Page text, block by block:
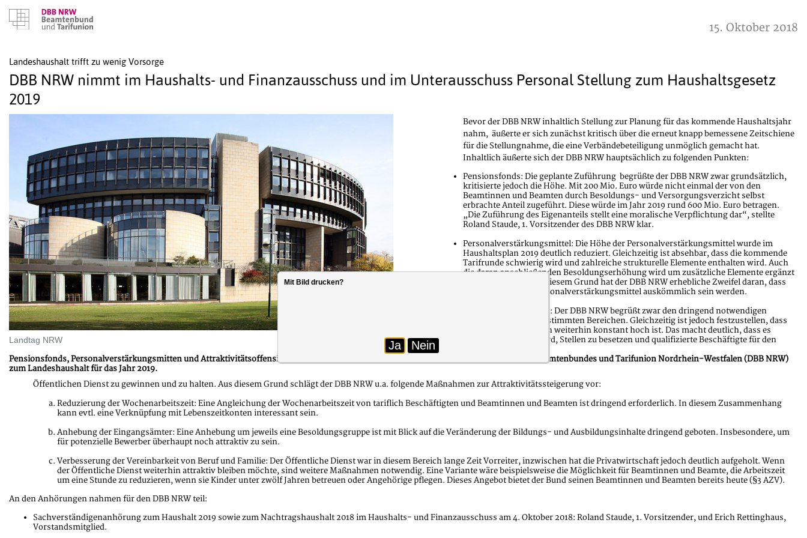
Landeshaushalt trifft zu wenig Vorsorge
DBB NRW nimmt im Haushalts- und Finanzausschuss und im Unterausschuss Personal Stellung zum Haushaltsgesetz
2019
Landtag NRW
15. Oktober 2018
Pensionsfonds, Personalverstärkungsmitten und Attraktivitätsoffensive – das waren die Kernthemen der Stellungnahme des Deutschen Beamtenbundes und Tarifunion Nordrhein-Westfalen (DBB NRW)
zum Landeshaushalt für das Jahr 2019.
Bevor der DBB NRW inhaltlich Stellung zur Planung für das kommende Haushaltsjahr
nahm, äußerte er sich zunächst kritisch über die erneut knapp bemessene Zeitschiene
für die Stellungnahme, die eine Verbändebeteiligung unmöglich gemacht hat.
Inhaltlich äußerte sich der DBB NRW hauptsächlich zu folgenden Punkten:
Pensionsfonds: Die geplante Zuführung begrüßte der DBB NRW zwar grundsätzlich,
kritisierte jedoch die Höhe. Mit 200 Mio. Euro würde nicht einmal der von den
Beamtinnen und Beamten durch Besoldungs- und Versorgungsverzicht selbst
erbrachte Anteil zugeführt. Diese würde im Jahr 2019 rund 600 Mio. Euro betragen.
„Die Zuführung des Eigenanteils stellt eine moralische Verpflichtung dar“, stellte
Roland Staude, 1. Vorsitzender des DBB NRW klar.
Personalverstärkungsmittel: Die Höhe der Personalverstärkungsmittel wurde im
Haushaltsplan 2019 deutlich reduziert. Gleichzeitig ist absehbar, dass die kommende
Tarifrunde schwierig wird und zahlreiche strukturelle Elemente enthalten wird. Auch
die daran anschließenden Besoldungserhöhung wird um zusätzliche Elemente ergänzt
werden müssen. Aus diesem Grund hat der DBB NRW erhebliche Zweifel daran, dass
die vorgesehenen Personalverstärkungsmittel auskömmlich sein werden.
Attraktivitätsoffensive: Der DBB NRW begrüßt zwar den dringend notwendigen
Stellenaufwuchs in bestimmten Bereichen. Gleichzeitig ist jedoch festzustellen, dass
die Zahl der Leerstellen weiterhin konstant hoch ist. Das macht deutlich, dass es
immer schwieriger wird, Stellen zu besetzen und qualifizierte Beschäftigte für den
Öffentlichen Dienst zu gewinnen und zu halten. Aus diesem Grund schlägt der DBB NRW u.a. folgende Maßnahmen zur Attraktivitätssteigerung vor:
Reduzierung der Wochenarbeitszeit: Eine Angleichung der Wochenarbeitszeit von tariflich Beschäftigten und Beamtinnen und Beamten ist dringend erforderlich. In diesem Zusammenhang
kann evtl. eine Verknüpfung mit Lebenszeitkonten interessant sein.
Anhebung der Eingangsämter: Eine Anhebung um jeweils eine Besoldungsgruppe ist mit Blick auf die Veränderung der Bildungs- und Ausbildungsinhalte dringend geboten. Insbesondere, um
für potenzielle Bewerber überhaupt noch attraktiv zu sein.
Verbesserung der Vereinbarkeit von Beruf und Familie: Der Öffentliche Dienst war in diesem Bereich lange Zeit Vorreiter, inzwischen hat die Privatwirtschaft jedoch deutlich aufgeholt. Wenn
der Öffentliche Dienst weiterhin attraktiv bleiben möchte, sind weitere Maßnahmen notwendig. Eine Variante wäre beispielsweise die Möglichkeit für Beamtinnen und Beamte, die Arbeitszeit
um eine Stunde zu reduzieren, wenn sie Kinder unter zwölf Jahren betreuen oder Angehörige pflegen. Dieses Angebot bietet der Bund seinen Beamtinnen und Beamten bereits heute (§3 AZV).
An den Anhörungen nahmen für den DBB NRW teil:
Sachverständigenanhörung zum Haushalt 2019 sowie zum Nachtragshaushalt 2018 im Haushalts- und Finanzausschuss am 4. Oktober 2018: Roland Staude, 1. Vorsitzender, und Erich Rettinghaus,
Vorstandsmitglied.
Mit Bild drucken?
Ja Nein